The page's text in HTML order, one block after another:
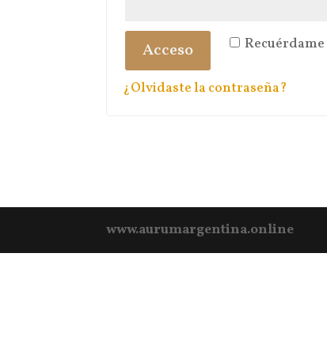
Recuérdame
Acceso
¿Olvidaste la contraseña?
www.aurumargentina.online